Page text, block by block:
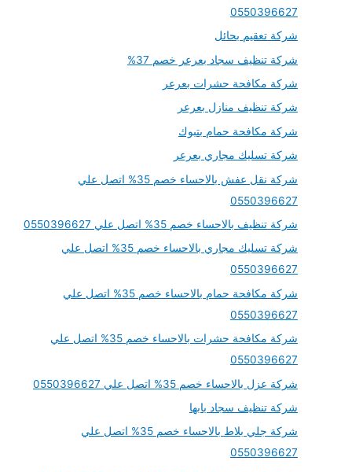
0550396627
شركة تعقيم بحائل
شركة تنظيف سجاد بعرعر خصم 37%
شركة مكافحة حشرات بعرعر
شركة تنظيف منازل بعرعر
شركة مكافحة حمام بتبوك
شركة تسليك مجاري بعرعر
شركة نقل عفش بالاحساء خصم 35% اتصل علي
0550396627
شركة تنظيف بالاحساء خصم 35% اتصل علي 0550396627
شركة تسليك مجاري بالاحساء خصم 35% اتصل علي
0550396627
شركة مكافحة حمام بالاحساء خصم 35% اتصل علي
0550396627
شركة مكافحة حشرات بالاحساء خصم 35% اتصل علي
0550396627
شركة عزل بالاحساء خصم 35% اتصل علي 0550396627
شركة تنظيف سجاد بابها
شركة جلي بلاط بالاحساء خصم 35% اتصل علي
0550396627